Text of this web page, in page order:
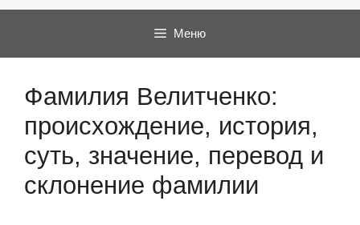
Меню
Фамилия Велитченко:
происхождение, история,
суть, значение, перевод и
склонение фамилии